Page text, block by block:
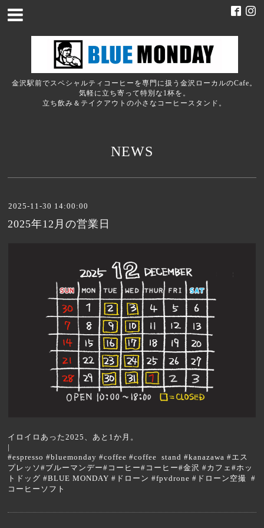
金沢駅前でスペシャルティコーヒーを専門に扱う金沢ローカルのCafe。
気軽に立ち寄って特別な1杯を。
立ち飲み＆テイクアウトの小さなコーヒースタンド。
NEWS
2025-11-30 14:00:00
2025年12月の営業日
イロイロあった2025、あと1か月。
|
#espresso #bluemonday #coffee #coffee stand #kanazawa #エス
プレッソ#ブルーマンデー#コーヒー#コーヒー#金沢 #カフェ#ホッ
トドッグ #BLUE MONDAY #ドローン #fpvdrone #ドローン空撮 #
コーヒーソフト